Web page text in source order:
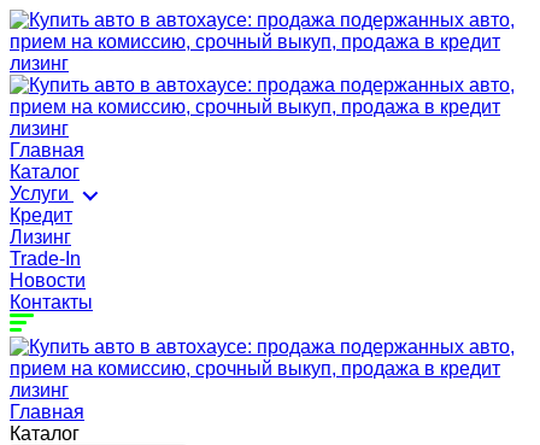
Главная
Каталог
Услуги
Кредит
Лизинг
Trade-In
Новости
Контакты
Главная
Каталог